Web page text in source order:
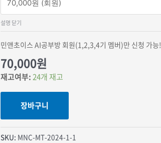
설명 닫기
민앤초이스 AI공부방 회원(1,2,3,4기 멤버)만 신청 가능!
70,000원
재고여부: 24개 재고
장바구니
SKU: MNC-MT-2024-1-1